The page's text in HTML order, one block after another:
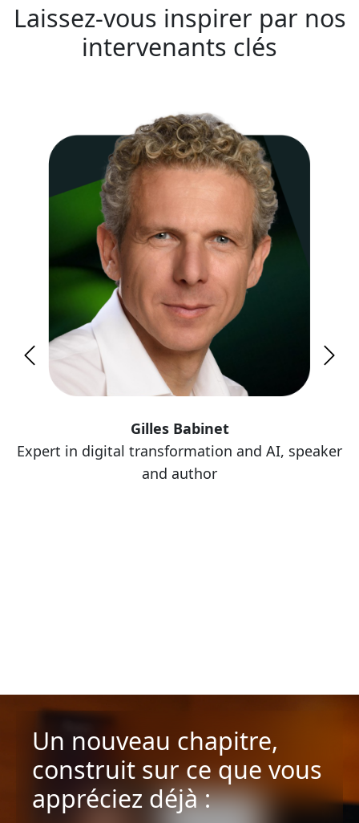
Laissez-vous inspirer par nos
intervenants clés
Gilles Babinet
Expert in digital transformation and AI, speaker
and author
Previous Next
Un nouveau chapitre,
construit sur ce que vous
appréciez déjà :